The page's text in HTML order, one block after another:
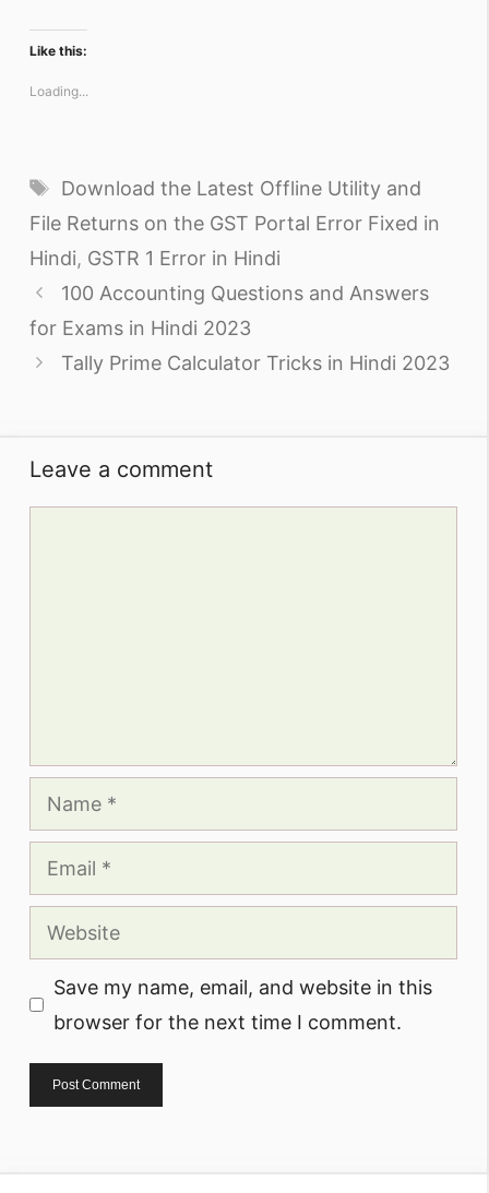
Like this:
Loading...
Tags
Download the Latest Offline Utility and
File Returns on the GST Portal Error Fixed in
Hindi, GSTR 1 Error in Hindi
100 Accounting Questions and Answers
for Exams in Hindi 2023
Tally Prime Calculator Tricks in Hindi 2023
Leave a comment
Name
Email
Website
Save my name, email, and website in this
browser for the next time I comment.